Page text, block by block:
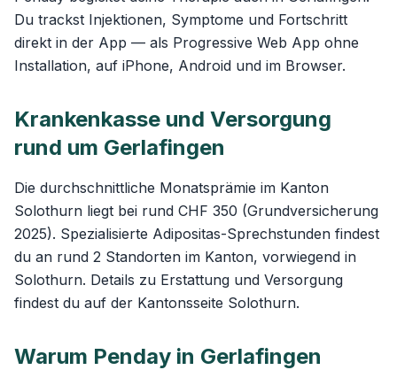
Du trackst Injektionen, Symptome und Fortschritt
direkt in der App — als Progressive Web App ohne
Installation, auf iPhone, Android und im Browser.
Krankenkasse und Versorgung
rund um Gerlafingen
Die durchschnittliche Monatsprämie im Kanton
Solothurn liegt bei rund CHF 350 (Grundversicherung
2025). Spezialisierte Adipositas-Sprechstunden findest
du an rund 2 Standorten im Kanton, vorwiegend in
Solothurn. Details zu Erstattung und Versorgung
findest du auf der Kantonsseite Solothurn.
Warum Penday in Gerlafingen